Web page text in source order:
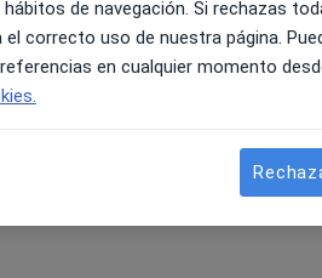
Enviar mensaje
& aseguradoras Consultas
de navegación. Si rechazas
el correcto uso de nuestra página.
en cualquier momento